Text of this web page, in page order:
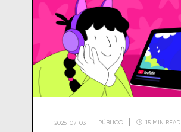
2026-07-03 PÚBLICO 15 MIN READ